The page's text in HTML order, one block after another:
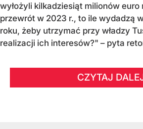
wyłożyli kilkadziesiąt milionów
przewrót w 2023 r., to ile wydadzą
roku, żeby utrzymać przy władzy
realizacji ich interesów?" – pyta
CZYTAJ